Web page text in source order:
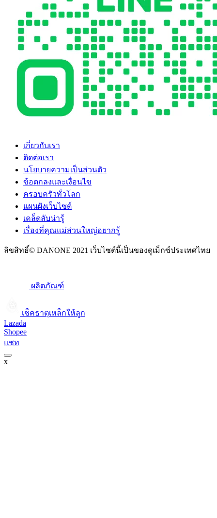
เกี่ยวกับเรา
ติดต่อเรา
นโยบายความเป็นส่วนตัว
ข้อตกลงและเงื่อนไข
ครอบครัวทั่วโลก
แผนผังเว็บไซต์
เคล็ดลับน่ารู้
เรื่องที่คุณแม่ส่วนใหญ่อยากรู้
ลิขสิทธิ์© DANONE 2021 เว็บไซต์นี้เป็นของดูเม็กซ์ประเทศไทย
ผลิตภัณฑ์
เช็คธาตุเหล็กให้ลูก​
Lazada
Shopee
แชท
x